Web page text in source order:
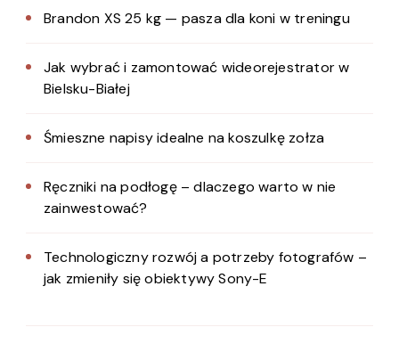
Brandon XS 25 kg — pasza dla koni w treningu
Jak wybrać i zamontować wideorejestrator w
Bielsku-Białej
Śmieszne napisy idealne na koszulkę zołza
Ręczniki na podłogę – dlaczego warto w nie
zainwestować?
Technologiczny rozwój a potrzeby fotografów –
jak zmieniły się obiektywy Sony-E